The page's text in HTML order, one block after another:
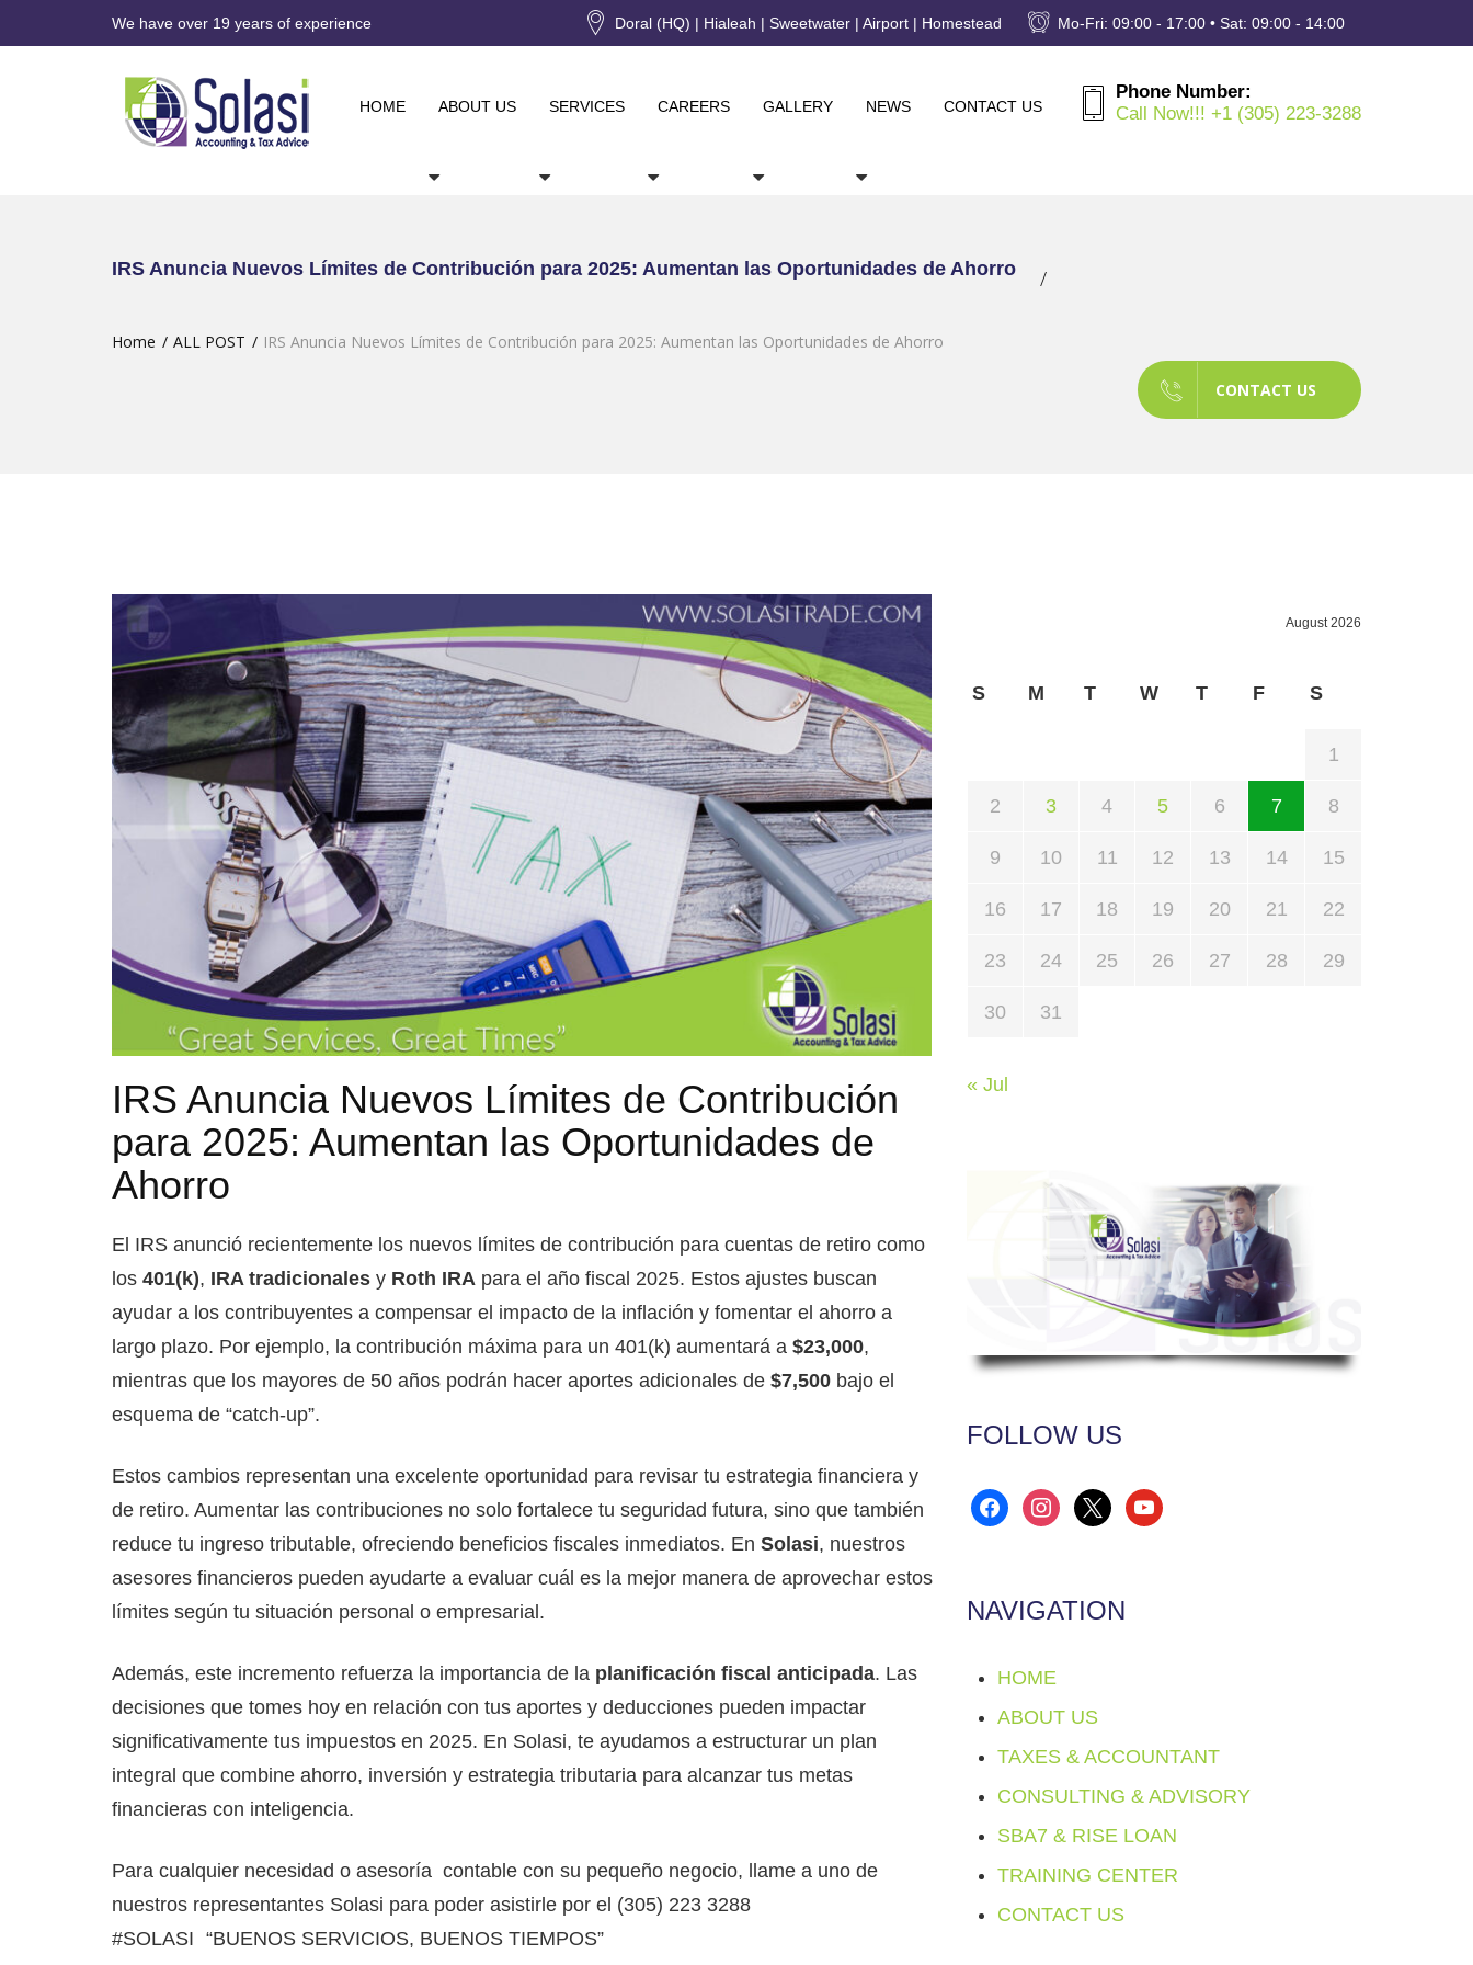
We have over 19 years of experience Doral (HQ) | Hialeah | Sweetwater | Airport | Homestead Mo-Fri: 09:00 - 17:00 • Sat: 09:00 - 14:00
Phone Number:
Call Now!!! +1 (305) 223-3288
HOME ABOUT US SERVICES CAREERS GALLERY NEWS CONTACT US
IRS Anuncia Nuevos Límites de Contribución para 2025: Aumentan las Oportunidades de Ahorro
Home ALL POST IRS Anuncia Nuevos Límites de Contribución para 2025: Aumentan las Oportunidades de Ahorro
CONTACT US
IRS Anuncia Nuevos Límites de Contribución
para 2025: Aumentan las Oportunidades de
Ahorro
El IRS anunció recientemente los nuevos límites de contribución para cuentas de retiro como
los 401(k), IRA tradicionales y Roth IRA para el año fiscal 2025. Estos ajustes buscan
ayudar a los contribuyentes a compensar el impacto de la inflación y fomentar el ahorro a
largo plazo. Por ejemplo, la contribución máxima para un 401(k) aumentará a $23,000,
mientras que los mayores de 50 años podrán hacer aportes adicionales de $7,500 bajo el
esquema de “catch-up”.
Estos cambios representan una excelente oportunidad para revisar tu estrategia financiera y
de retiro. Aumentar las contribuciones no solo fortalece tu seguridad futura, sino que también
reduce tu ingreso tributable, ofreciendo beneficios fiscales inmediatos. En Solasi, nuestros
asesores financieros pueden ayudarte a evaluar cuál es la mejor manera de aprovechar estos
límites según tu situación personal o empresarial.
Además, este incremento refuerza la importancia de la planificación fiscal anticipada. Las
decisiones que tomes hoy en relación con tus aportes y deducciones pueden impactar
significativamente tus impuestos en 2025. En Solasi, te ayudamos a estructurar un plan
integral que combine ahorro, inversión y estrategia tributaria para alcanzar tus metas
financieras con inteligencia.
Para cualquier necesidad o asesoría contable con su pequeño negocio, llame a uno de
nuestros representantes Solasi para poder asistirle por el (305) 223 3288
#SOLASI “BUENOS SERVICIOS, BUENOS TIEMPOS”
August 2026
S M T W T F S
1
2 3 4 5 6 7 8
9 10 11 12 13 14 15
16 17 18 19 20 21 22
23 24 25 26 27 28 29
30 31
« Jul
FOLLOW US
facebookinstagram
x youtube
NAVIGATION
HOME
ABOUT US
TAXES & ACCOUNTANT
CONSULTING & ADVISORY
SBA7 & RISE LOAN
TRAINING CENTER
CONTACT US